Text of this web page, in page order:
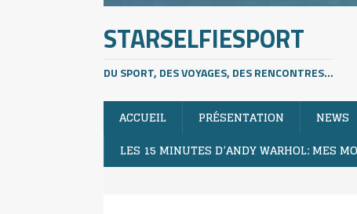
STARSELFIESPORT
DU SPORT, DES VOYAGES, DES RENCONTRES...
ACCUEIL PRÉSENTATION NEWS
LES 15 MINUTES D’ANDY WARHOL: MES